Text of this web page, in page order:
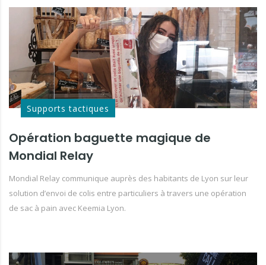
Supports tactiques
Opération baguette magique de
Mondial Relay
Mondial Relay communique auprès des habitants de Lyon sur leur
solution d’envoi de colis entre particuliers à travers une opération
de sac à pain avec Keemia Lyon.